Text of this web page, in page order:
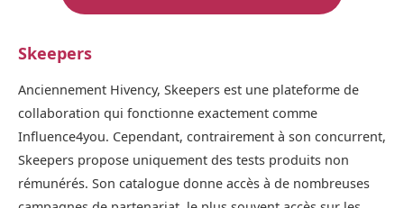
Skeepers
Anciennement Hivency, Skeepers est une plateforme de
collaboration qui fonctionne exactement comme
Influence4you. Cependant, contrairement à son concurrent,
Skeepers propose uniquement des tests produits non
rémunérés. Son catalogue donne accès à de nombreuses